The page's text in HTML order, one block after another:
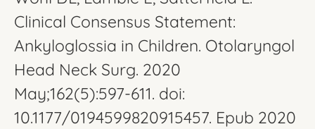
Clinical Consensus Statement:
Ankyloglossia in Children. Otolaryngol
Head Neck Surg. 2020
May;162(5):597-611. doi:
10.1177/0194599820915457. Epub 2020